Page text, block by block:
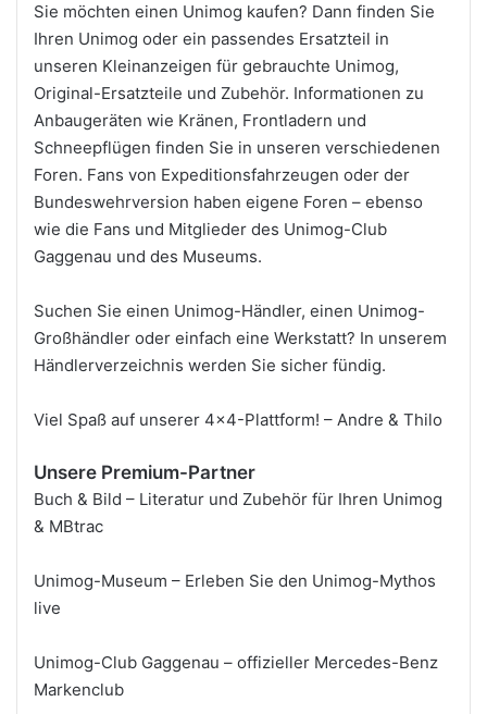
Sie möchten einen Unimog kaufen? Dann finden Sie
Ihren Unimog oder ein passendes Ersatzteil in
unseren Kleinanzeigen für gebrauchte Unimog,
Original-Ersatzteile und Zubehör. Informationen zu
Anbaugeräten wie Kränen, Frontladern und
Schneepflügen finden Sie in unseren verschiedenen
Foren. Fans von Expeditionsfahrzeugen oder der
Bundeswehrversion haben eigene Foren – ebenso
wie die Fans und Mitglieder des Unimog-Club
Gaggenau und des Museums.
Suchen Sie einen Unimog-Händler, einen Unimog-
Großhändler oder einfach eine Werkstatt? In unserem
Händlerverzeichnis werden Sie sicher fündig.
Viel Spaß auf unserer 4×4-Plattform! – Andre & Thilo
Unsere Premium-Partner
Buch & Bild – Literatur und Zubehör für Ihren Unimog
& MBtrac
Unimog-Museum – Erleben Sie den Unimog-Mythos
live
Unimog-Club Gaggenau – offizieller Mercedes-Benz
Markenclub